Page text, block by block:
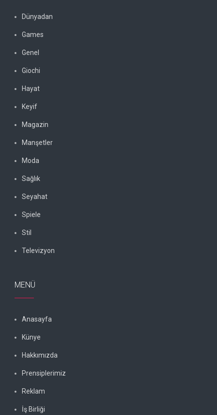
Dünyadan
Games
Genel
Giochi
Hayat
Keyif
Magazin
Manşetler
Moda
Sağlık
Seyahat
Spiele
Stil
Televizyon
MENÜ
Anasayfa
Künye
Hakkımızda
Prensiplerimiz
Reklam
İş Birliği